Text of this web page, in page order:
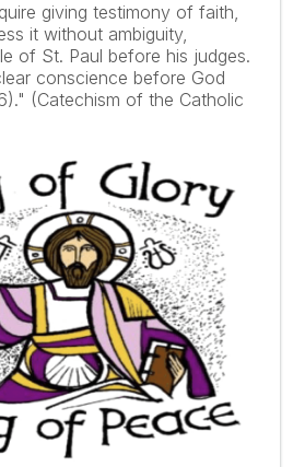
giving testimony of faith,
it without ambiguity,
of St. Paul before his judges.
conscience before God
(Catechism of the Catholic